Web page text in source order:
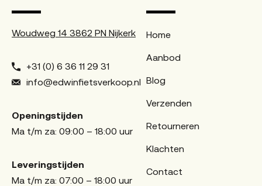
Woudweg 14 3862 PN Nijkerk
+31 (0) 6 36 11 29 31
info@edwinfietsverkoop.nl
Openingstijden
Ma t/m za: 09:00 – 18:00 uur
Leveringstijden
Ma t/m za: 07:00 – 18:00 uur
Home
Aanbod
Blog
Verzenden
Retourneren
Klachten
Contact